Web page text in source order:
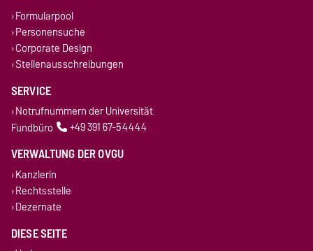
Formularpool
Personensuche
Corporate Design
Stellenausschreibungen
SERVICE
Notrufnummern der Universität
Fundbüro
+49 391 67-54444
VERWALTUNG DER OVGU
Kanzlerin
Rechtsstelle
Dezernate
DIESE SEITE